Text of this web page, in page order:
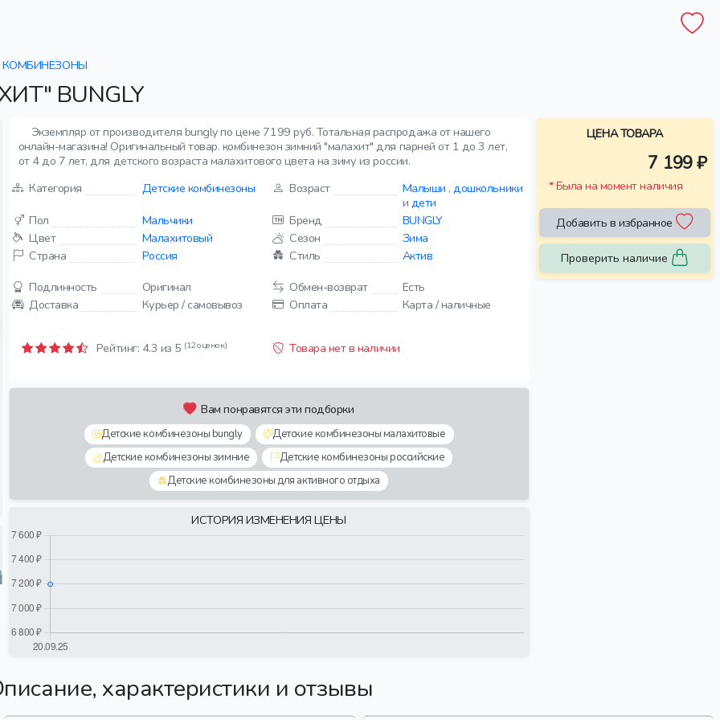
КОМБИНЕЗОНЫ
BUNGLY
Экземпляр от производителя bungly по цене 7199 руб. Тотальная распродажа от нашего
онлайн-магазина! Оригинальный товар. комбинезон зимний "малахит" для парней от 1 до 3 лет,
от 4 до 7 лет, для детского возраста малахитового цвета на зиму из россии.
Категория
Детские комбинезоны Возраст Малыши ,дошкольники
и дети
Пол
Мальчики Бренд
BUNGLY
Цвет
Малахитовый Сезон
Зима
Страна
Россия Стиль
Актив
Подлинность
Оригинал Обмен-возврат
Есть
Доставка
Курьер / самовывоз Оплата Карта / наличные
Рейтинг: 4.3 из 5 (12 оценок) Товара нет в наличии
Вам понравятся эти подборки
Детские комбинезоны bungly
Детские комбинезоны малахитовые
Детские комбинезоны зимние
Детские комбинезоны российские
Детские комбинезоны для активного отдыха
ИСТОРИЯ ИЗМЕНЕНИЯ ЦЕНЫ
ЦЕНА ТОВАРА
7 199 ₽
* Была на момент наличия
Добавить в избранное
Проверить наличие
характеристики и отзывы